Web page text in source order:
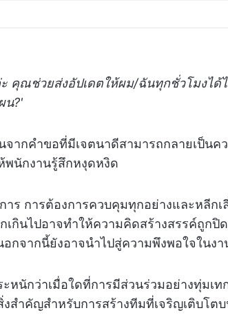
คุณช่วยส่งอัปเดตให้ผม/ฉันทุกชั่วโมงได้
น?'
จากคำขอที่มีเจตนาดีสามารถกลายเป็นค
พนักงานรู้สึกหงุดหงิด
าร การต้องการควบคุมทุกอย่างและหลีกเ
เกินไปอาจทำให้ความคิดสร้างสรรค์ถูก
กจากนี้ยังอาจนำไปสู่ความพึงพอใจในง
หนักว่าเมื่อใดที่การมีส่วนร่วมอย่างทุ่มเท
งสำคัญสำหรับการสร้างทีมที่เจริญเติบโต